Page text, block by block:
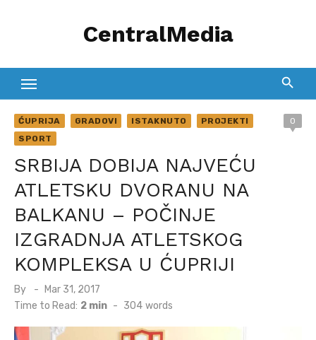
CentralMedia
ĆUPRIJA GRADOVI ISTAKNUTO
PROJEKTI
SPORT
0
SRBIJA DOBIJA NAJVEĆU
ATLETSKU DVORANU NA
BALKANU – POČINJE
IZGRADNJA ATLETSKOG
KOMPLEKSA U ĆUPRIJI
By
Posted
on
Mar 31, 2017
Time to Read: 2 min - 304 words